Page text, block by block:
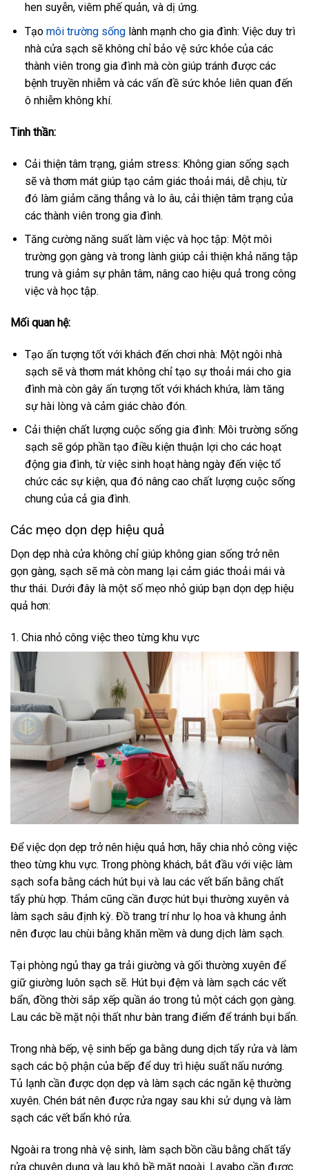
hen suyễn, viêm phế quản, và dị ứng.
Tạo môi trường sốnglành mạnh cho gia đình: Việc duy trì
nhà cửa sạch sẽ không chỉ bảo vệ sức khỏe của các
thành viên trong gia đình mà còn giúp tránh được các
bệnh truyền nhiễm và các vấn đề sức khỏe liên quan đến
ô nhiễm không khí.
Tinh thần:
Cải thiện tâm trạng, giảm stress: Không gian sống sạch
sẽ và thơm mát giúp tạo cảm giác thoải mái, dễ chịu, từ
đó làm giảm căng thẳng và lo âu, cải thiện tâm trạng của
các thành viên trong gia đình.
Tăng cường năng suất làm việc và học tập: Một môi
trường gọn gàng và trong lành giúp cải thiện khả năng tập
trung và giảm sự phân tâm, nâng cao hiệu quả trong công
việc và học tập.
Mối quan hệ:
Tạo ấn tượng tốt với khách đến chơi nhà: Một ngôi nhà
sạch sẽ và thơm mát không chỉ tạo sự thoải mái cho gia
đình mà còn gây ấn tượng tốt với khách khứa, làm tăng
sự hài lòng và cảm giác chào đón.
Cải thiện chất lượng cuộc sống gia đình: Môi trường sống
sạch sẽ góp phần tạo điều kiện thuận lợi cho các hoạt
động gia đình, từ việc sinh hoạt hàng ngày đến việc tổ
chức các sự kiện, qua đó nâng cao chất lượng cuộc sống
chung của cả gia đình.
Các mẹo dọn dẹp hiệu quả
Dọn dẹp nhà cửa không chỉ giúp không gian sống trở nên
gọn gàng, sạch sẽ mà còn mang lại cảm giác thoải mái và
thư thái. Dưới đây là một số mẹo nhỏ giúp bạn dọn dẹp hiệu
quả hơn:
1. Chia nhỏ công việc theo từng khu vực
Để việc dọn dẹp trở nên hiệu quả hơn, hãy chia nhỏ công việc
theo từng khu vực. Trong phòng khách, bắt đầu với việc làm
sạch sofa bằng cách hút bụi và lau các vết bẩn bằng chất
tẩy phù hợp. Thảm cũng cần được hút bụi thường xuyên và
làm sạch sâu định kỳ. Đồ trang trí như lọ hoa và khung ảnh
nên được lau chùi bằng khăn mềm và dung dịch làm sạch.
Tại phòng ngủ thay ga trải giường và gối thường xuyên để
giữ giường luôn sạch sẽ. Hút bụi đệm và làm sạch các vết
bẩn, đồng thời sắp xếp quần áo trong tủ một cách gọn gàng.
Lau các bề mặt nội thất như bàn trang điểm để tránh bụi bẩn.
Trong nhà bếp, vệ sinh bếp ga bằng dung dịch tẩy rửa và làm
sạch các bộ phận của bếp để duy trì hiệu suất nấu nướng.
Tủ lạnh cần được dọn dẹp và làm sạch các ngăn kệ thường
xuyên. Chén bát nên được rửa ngay sau khi sử dụng và làm
sạch các vết bẩn khó rửa.
Ngoài ra trong nhà vệ sinh, làm sạch bồn cầu bằng chất tẩy
rửa chuyên dụng và lau khô bề mặt ngoài. Lavabo cần được